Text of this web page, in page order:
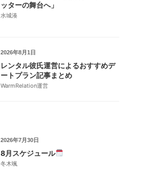
ッターの舞台へ」
水城湊
2026年8月1日
レンタル彼氏運営によるおすすめデ
ートプラン記事まとめ
WarmRelation運営
2026年7月30日
8月スケジュール
冬木颯